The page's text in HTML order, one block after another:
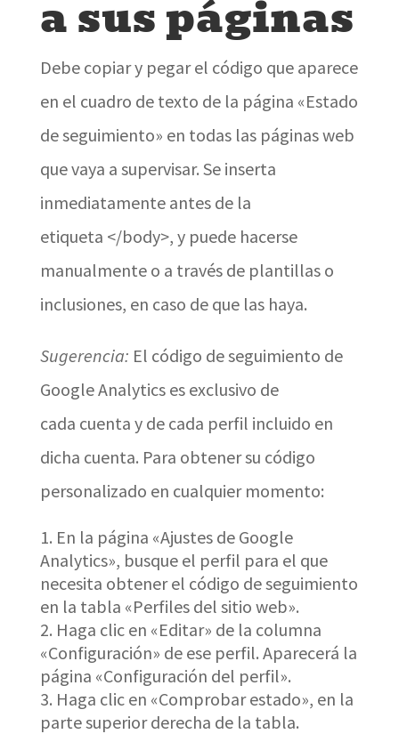
a sus páginas
Debe copiar y pegar el código que aparece
en el cuadro de texto de la página «Estado
de seguimiento» en todas las páginas web
que vaya a supervisar. Se inserta
inmediatamente antes de la
etiqueta </body>, y puede hacerse
manualmente o a través de plantillas o
inclusiones, en caso de que las haya.
Sugerencia: El código de seguimiento de
Google Analytics es exclusivo de
cada cuenta y de cada perfil incluido en
dicha cuenta. Para obtener su código
personalizado en cualquier momento:
En la página «Ajustes de Google
Analytics», busque el perfil para el que
necesita obtener el código de seguimiento
en la tabla «Perfiles del sitio web».
Haga clic en «Editar» de la columna
«Configuración» de ese perfil. Aparecerá la
página «Configuración del perfil».
Haga clic en «Comprobar estado», en la
parte superior derecha de la tabla.